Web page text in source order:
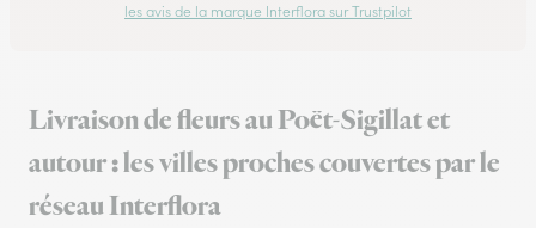
les avis de la marque Interflora sur Trustpilot
Livraison de fleurs au Poët-Sigillat et
autour : les villes proches couvertes par le
réseau Interflora